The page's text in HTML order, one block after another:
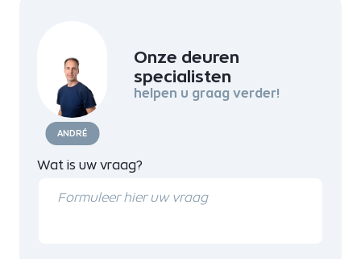
ANDRÉ
Onze deuren
specialisten
helpen u graag verder!
Wat is uw vraag?